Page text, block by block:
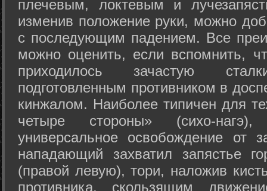
плечевым, локтевым и
изменив положение руки, можно
с последующим падением. Все
можно оценить, если вспомнить,
приходилось зачастую
подготовленным противником в
кинжалом. Наиболее типичен для
четыре стороны» (сихо-
универсальное освобождение от
нападающий захватил запястье
(правой левую), тори, наложив
противника, скользящим